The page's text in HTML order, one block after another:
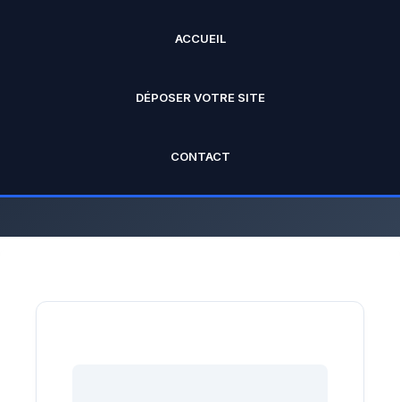
ACCUEIL
DÉPOSER VOTRE SITE
CONTACT
ANNUAIRE PRO